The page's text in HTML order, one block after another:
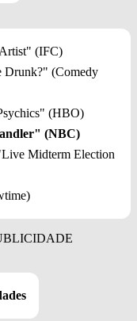
(IFC)
(Comedy
(HBO)
(NBC)
Midterm Election